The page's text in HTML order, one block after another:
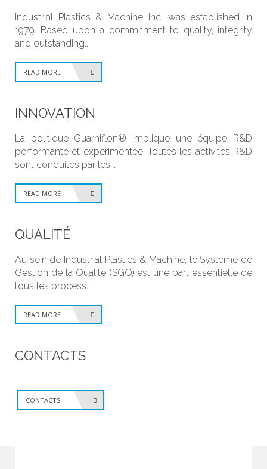
Industrial Plastics & Machine Inc. was established in
1979. Based upon a commitment to quality, integrity
and outstanding...
READ MORE
INNOVATION
La politique Guarniflon® implique une équipe R&D
performante et expérimentée. Toutes les activités R&D
sont conduites par les...
READ MORE
QUALITÉ
Au sein de Industrial Plastics & Machine, le Système de
Gestion de la Qualité (SGQ) est une part essentielle de
tous les process...
READ MORE
CONTACTS
CONTACTS